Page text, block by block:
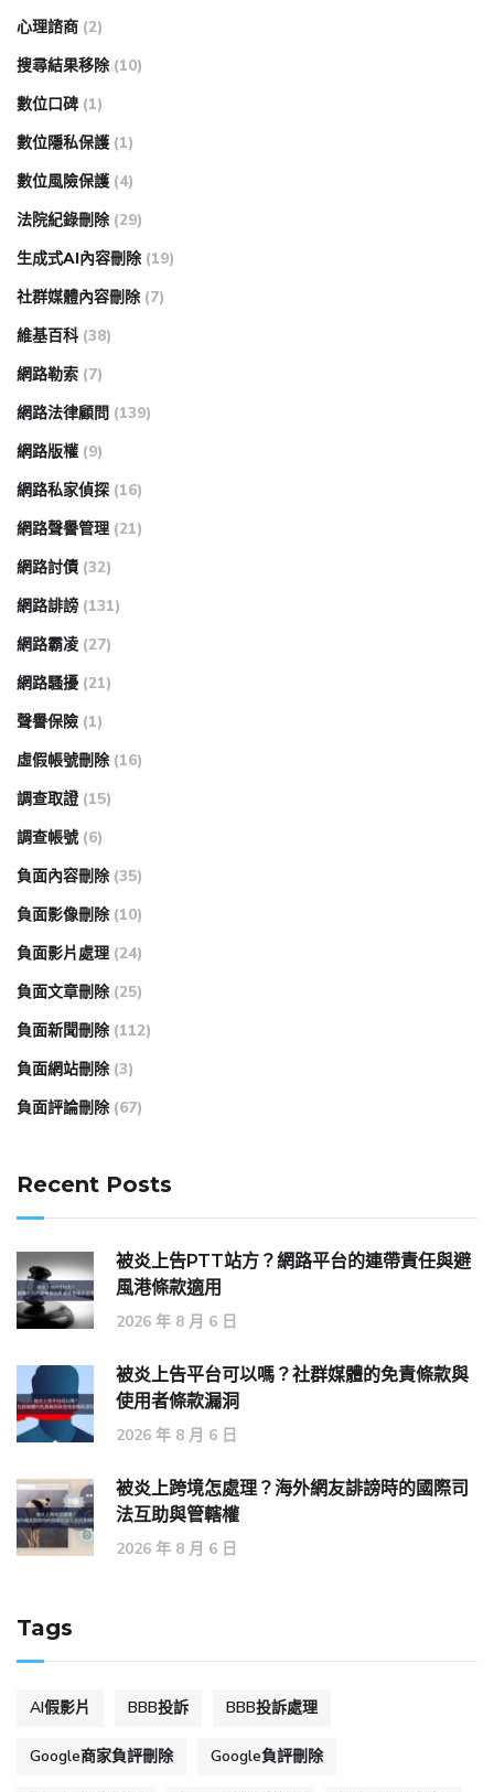
心理諮商 (2)
搜尋結果移除 (10)
數位口碑 (1)
數位隱私保護 (1)
數位風險保護 (4)
法院紀錄刪除 (29)
生成式AI內容刪除 (19)
社群媒體內容刪除 (7)
維基百科 (38)
網路勒索 (7)
網路法律顧問 (139)
網路版權 (9)
網路私家偵探 (16)
網路聲譽管理 (21)
網路討債 (32)
網路誹謗 (131)
網路霸凌 (27)
網路騷擾 (21)
聲譽保險 (1)
虛假帳號刪除 (16)
調查取證 (15)
調查帳號 (6)
負面內容刪除 (35)
負面影像刪除 (10)
負面影片處理 (24)
負面文章刪除 (25)
負面新聞刪除 (112)
負面網站刪除 (3)
負面評論刪除 (67)
Recent Posts
被炎上告PTT站方？網路平台的連帶責任與避
風港條款適用
2026 年 8 月 6 日
被炎上告平台可以嗎？社群媒體的免責條款與
使用者條款漏洞
2026 年 8 月 6 日
被炎上跨境怎處理？海外網友誹謗時的國際司
法互助與管轄權
2026 年 8 月 6 日
Tags
AI假影片 BBB投訴 BBB投訴處理
Google商家負評刪除 Google負評刪除